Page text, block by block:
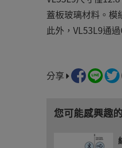
蓋板玻璃材料。模
此外，VL53L9通
分享
您可能感興趣